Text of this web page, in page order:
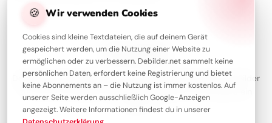
🍪 Wir verwenden Cookies
Cookies sind kleine Textdateien, die auf deinem Gerät
gespeichert werden, um die Nutzung einer Website zu
ermöglichen oder zu verbessern. Debilder.net sammelt keine
persönlichen Daten, erfordert keine Registrierung und bietet
keine Abonnements an – die Nutzung ist immer kostenlos. Auf
unserer Seite werden ausschließlich Google-Anzeigen
angezeigt. Weitere Informationen findest du in unserer
Über Debilder
Debilder ist deine Plattform für die schönsten Grüße und Bilder
zum Teilen. Entdecke unsere Sammlung und verschenke ein
Lächeln!